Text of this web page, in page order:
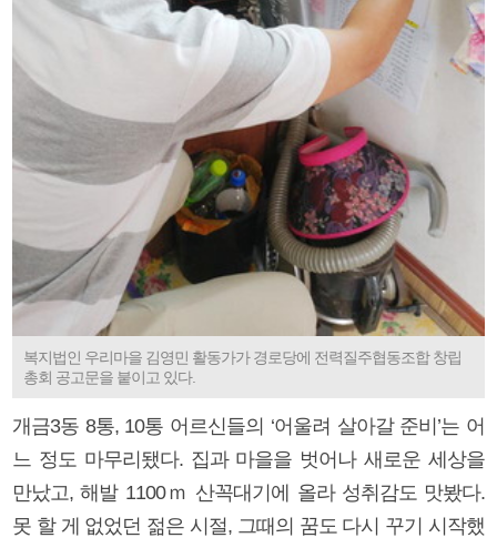
복지법인 우리마을 김영민 활동가가 경로당에 전력질주협동조합 창립
총회 공고문을 붙이고 있다.
개금3동 8통, 10통 어르신들의 ‘어울려 살아갈 준비’는 어
느 정도 마무리됐다. 집과 마을을 벗어나 새로운 세상을
만났고, 해발 1100ｍ 산꼭대기에 올라 성취감도 맛봤다.
못 할 게 없었던 젊은 시절, 그때의 꿈도 다시 꾸기 시작했